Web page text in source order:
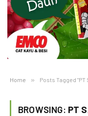
Home » Posts Tagged "PT
BROWSING: PT